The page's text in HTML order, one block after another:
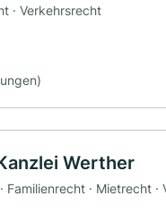
· Verkehrsrecht
Werther
Familienrecht · Mietrecht